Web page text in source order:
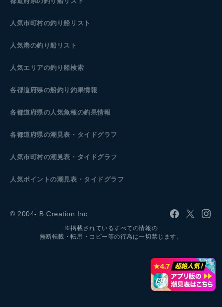
人気市町村の釣り船リスト
人気港の釣り船リスト
人気エリアの釣り船検索
各都道府県の船釣り釣果情報
各都道府県の人気魚種の釣果情報
各都道府県の潮見表 ・タイドグラフ
人気市町村の潮見表・タイドグラフ
人気ポイントの潮見表・タイドグラフ
© 2004- B.Creation Inc.
※掲載されているすべての情報の
無断転載・転用・コピー等の行為は一切禁じます。